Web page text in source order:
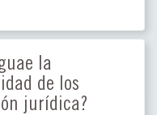
la
de los
jurídica?